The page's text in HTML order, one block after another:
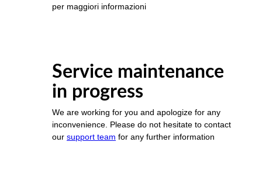
per maggiori informazioni
Service maintenance
in progress
We are working for you and apologize for any
inconvenience. Please do not hesitate to contact
our support team for any further information